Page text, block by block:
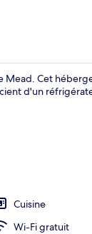
Mead. Cet
d'un
Cuisine
Wi-Fi gratuit